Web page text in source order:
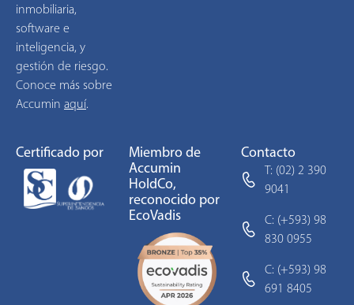
inmobiliaria,
software e
inteligencia, y
gestión de riesgo.
Conoce más sobre
Accumin aquí.
Certificado por
Miembro de
Accumin
HoldCo,
reconocido por
EcoVadis
Contacto
T: (02) 2 390
9041
C: (+593) 98
830 0955
C: (+593) 98
691 8405